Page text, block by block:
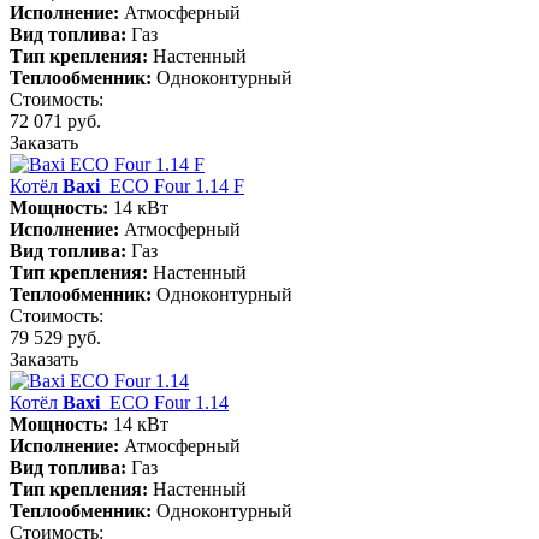
Исполнение: Атмосферный
Вид топлива: Газ
Тип крепления: Настенный
Теплообменник: Одноконтурный
Стоимость:
72 071 руб.
Заказать
Котёл Baxi ECO Four 1.14 F
Мощность: 14 кВт
Исполнение: Атмосферный
Вид топлива: Газ
Тип крепления: Настенный
Теплообменник: Одноконтурный
Стоимость:
79 529 руб.
Заказать
Котёл Baxi ECO Four 1.14
Мощность: 14 кВт
Исполнение: Атмосферный
Вид топлива: Газ
Тип крепления: Настенный
Теплообменник: Одноконтурный
Стоимость: